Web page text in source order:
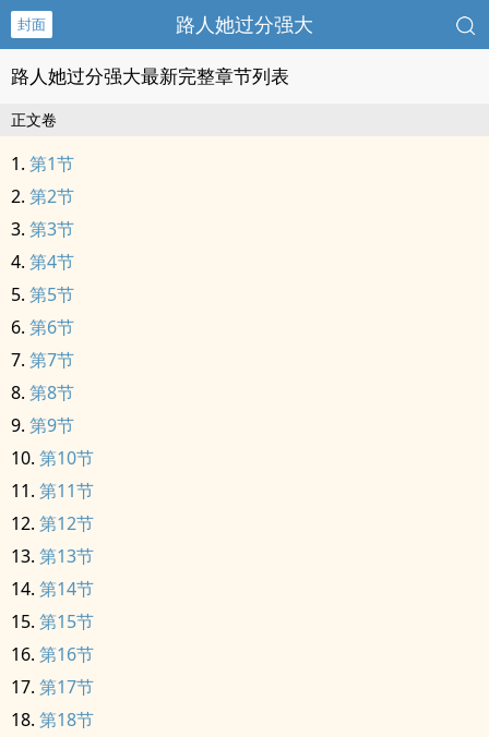
封面 路人她过分强大
路人她过分强大最新完整章节列表
正文卷
第1节
第2节
第3节
第4节
第5节
第6节
第7节
第8节
第9节
第10节
第11节
第12节
第13节
第14节
第15节
第16节
第17节
第18节